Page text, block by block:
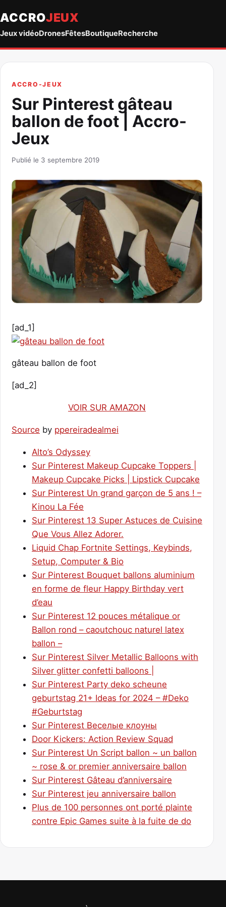
ACCROJEUX
Jeux vidéoDronesFêtesBoutiqueRecherche
ACCRO-JEUX
Sur Pinterest gâteau
ballon de foot | Accro-
Jeux
Publié le 3 septembre 2019
[ad_1]
gâteau ballon de foot
[ad_2]
VOIR SUR AMAZON
Source by ppereiradealmei
Alto’s Odyssey
Sur Pinterest Makeup Cupcake Toppers |
Makeup Cupcake Picks | Lipstick Cupcake
Sur Pinterest Un grand garçon de 5 ans ! –
Kinou La Fée
Sur Pinterest 13 Super Astuces de Cuisine
Que Vous Allez Adorer.
Liquid Chap Fortnite Settings, Keybinds,
Setup, Computer & Bio
Sur Pinterest Bouquet ballons aluminium
en forme de fleur Happy Birthday vert
d’eau
Sur Pinterest 12 pouces métalique or
Ballon rond – caoutchouc naturel latex
ballon –
Sur Pinterest Silver Metallic Balloons with
Silver glitter confetti balloons |
Sur Pinterest Party deko scheune
geburtstag 21+ Ideas for 2024 – #Deko
#Geburtstag
Sur Pinterest Веселые клоуны
Door Kickers: Action Review Squad
Sur Pinterest Un Script ballon ~ un ballon
~ rose & or premier anniversaire ballon
Sur Pinterest Gâteau d’anniversaire
Sur Pinterest jeu anniversaire ballon
Plus de 100 personnes ont porté plainte
contre Epic Games suite à la fuite de do